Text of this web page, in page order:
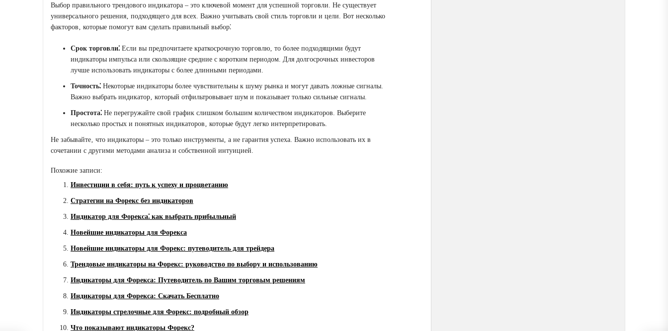
Выбор правильного трендового индикатора ‒ это ключевой момент для успешной торговли. Не существует
универсального решения‚ подходящего для всех. Важно учитывать свой стиль торговли и цели. Вот несколько
факторов‚ которые помогут вам сделать правильный выбор⁚
Срок торговли⁚ Если вы предпочитаете краткосрочную торговлю‚ то более подходящими будут
индикаторы импульса или скользящие средние с коротким периодом. Для долгосрочных инвесторов
лучше использовать индикаторы с более длинными периодами.
Точность⁚ Некоторые индикаторы более чувствительны к шуму рынка и могут давать ложные сигналы.
Важно выбрать индикатор‚ который отфильтровывает шум и показывает только сильные сигналы.
Простота⁚ Не перегружайте свой график слишком большим количеством индикаторов. Выберите
несколько простых и понятных индикаторов‚ которые будут легко интерпретировать.
Не забывайте‚ что индикаторы ‒ это только инструменты‚ а не гарантия успеха. Важно использовать их в
сочетании с другими методами анализа и собственной интуицией.
Похожие записи:
Инвестиции в себя: путь к успеху и процветанию
Стратегии на Форекс без индикаторов
Индикатор для Форекса⁚ как выбрать прибыльный
Новейшие индикаторы для Форекса
Новейшие индикаторы для Форекс: путеводитель для трейдера
Трендовые индикаторы на Форекс: руководство по выбору и использованию
Индикаторы для Форекса: Путеводитель по Вашим торговым решениям
Индикаторы для Форекса: Скачать Бесплатно
Индикаторы стрелочные для Форекс: подробный обзор
Что показывают индикаторы Форекс?